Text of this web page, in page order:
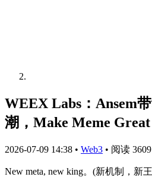
WEEX Labs：Ansem
潮，Make Meme Great
2026-07-09 14:38 • Web3 • 阅读 3609
New meta, new king。(新机制，新